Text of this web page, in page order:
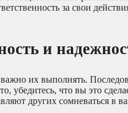
за свои
и
их выполнять.
то, убедитесь, что вы это
других сомневаться в